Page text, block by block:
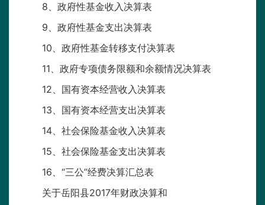
8、政府性基金收入决算表
9、政府性基金支出决算表
10、政府性基金转移支付决算表
11、政府专项债务限额和余额情况决算表
12、国有资本经营收入决算表
13、国有资本经营支出决算表
14、社会保险基金收入决算表
15、社会保险基金支出决算表
16、“三公”经费决算汇总表
关于岳阳县2017年财政决算和